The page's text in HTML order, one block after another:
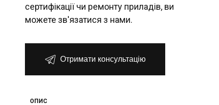
сертифікації чи ремонту приладів, ви
можете зв'язатися з нами.
Отримати консультацію
ОПИС